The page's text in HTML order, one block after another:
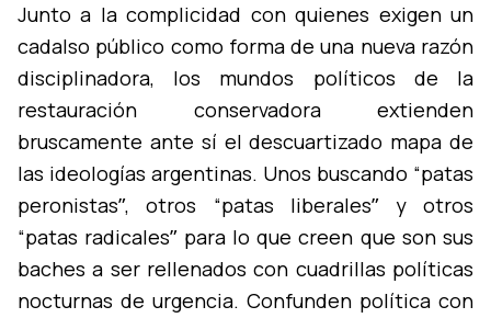
Junto a la complicidad con quienes exigen un
cadalso público como forma de una nueva razón
disciplinadora, los mundos polí­ticos de la
restauración conservadora extienden
bruscamente ante sí­ el descuartizado mapa de
las ideologí­as argentinas. Unos buscando “patas
peronistasˮ, otros “patas liberalesˮ y otros
“patas radicalesˮ para lo que creen que son sus
baches a ser rellenados con cuadrillas polí­ticas
nocturnas de urgencia. Confunden polí­tica con